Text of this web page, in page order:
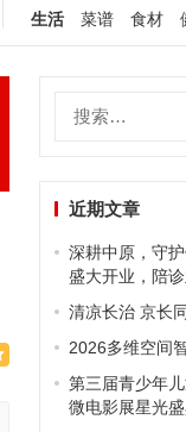
生活
菜谱 食材
近期文章
深耕中原，守
盛大开业，陪
清凉长治 京长
2026多维空间
第三届青少年
微电影展星光盛